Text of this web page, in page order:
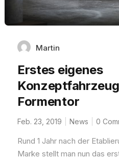
Martin
Erstes eigenes
Formentor
Feb. 23, 2019 News 0
Rund 1 Jahr nach der
Marke stellt man nun das